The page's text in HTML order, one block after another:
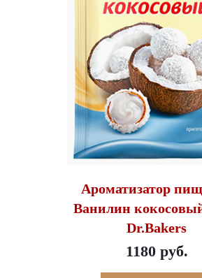
Ароматизатор
Ванилин
Dr.Bakers
1180 руб.